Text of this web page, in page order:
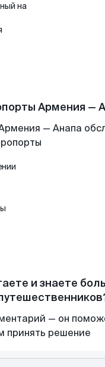
на
Армения —
— Анапа
и знаете
— он
принять решение